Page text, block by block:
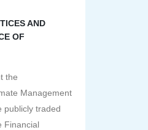
AND
OF
the
Management
publicly traded
Financial